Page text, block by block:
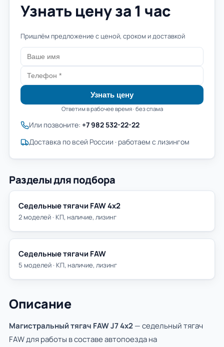
Узнать цену за 1 час
Пришлём предложение с ценой, сроком и доставкой
Узнать цену
Ответим в рабочее время · без спама
Или позвоните: +7 982 532-22-22
Доставка по всей России · работаем с лизингом
Разделы для подбора
Седельные тягачи FAW 4х2
2 моделей · КП, наличие, лизинг
Седельные тягачи FAW
5 моделей · КП, наличие, лизинг
Описание
Магистральный тягач FAW J7 4x2— седельный тягач
FAW для работы в составе автопоезда на